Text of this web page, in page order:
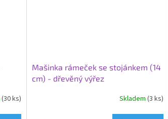
(30 ks)
Mašinka rámeček se stojánkem (14
cm) - dřevěný výřez
Skladem (3 ks)